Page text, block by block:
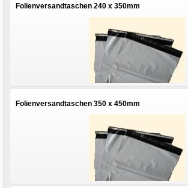
Folienversandtaschen 240 x 350mm
Folienversandtaschen 350 x 450mm